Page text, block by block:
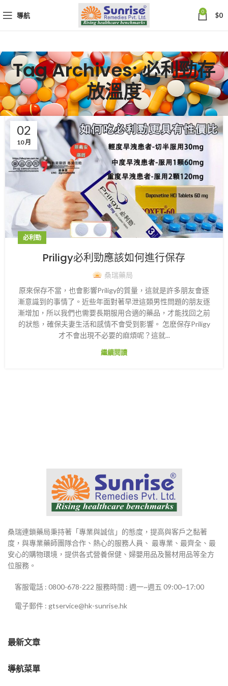
導航 0 $0
Tag Archives: 必利勁存
放溫度
02
10 月
必利勁
Priligy必利勁應該如何進行保存
桑瑞藥局
原來保存不當，也會影響Priligy的質量，這就是許多朋友會逐
漸意識到的事情了。近些年面對著早泄這類男性問題的朋友逐
漸增加，所以我們也需要長期服用合適的藥品，才能找回之前
的狀態，確保夫妻生活和感情不會受到影響。 怎麽保存Priligy
才不會出現不必要的麻煩呢？這就...
繼續閱讀
桑瑞連鎖藥局秉持著「專業與誠信」的態度，提高與客戶之黏著
度，與專業藥師團隊合作、熱心的服務人員、 最專業、最齊全、最
安心的購物環境，提供各式營養保健、婦嬰用品及醫材用品等全方
位服務。
客服電話 : 0800-678-222 服務時間 : 週一~週五 09:00~17:00
電子郵件 : gtservice@hk-sunrise.hk
最新文章
導航菜單